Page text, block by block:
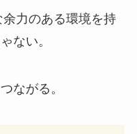
力のある環境を持
ない。
ながる。